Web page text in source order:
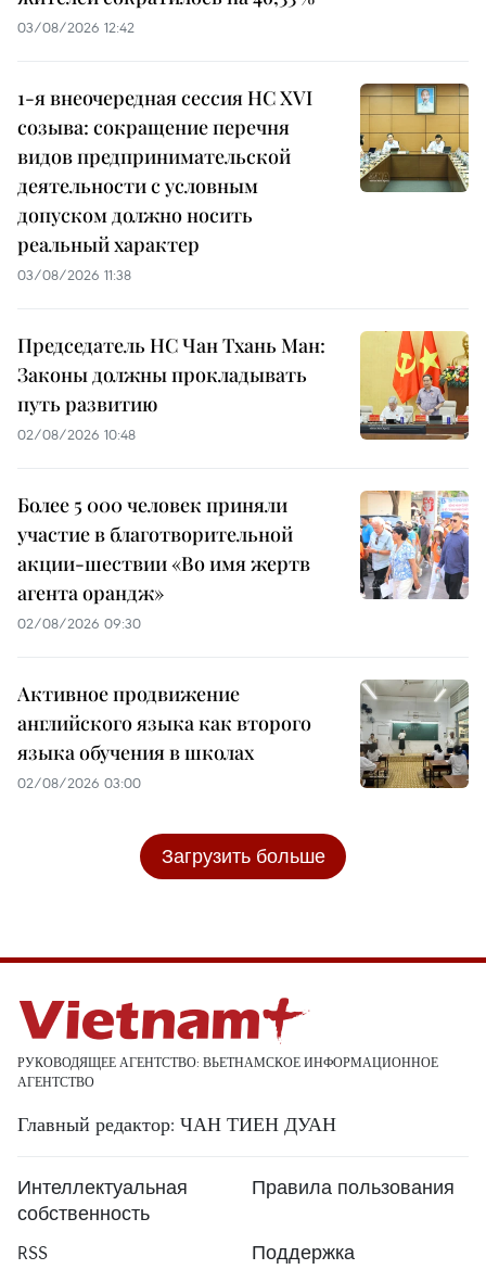
03/08/2026 12:42
1-я внеочередная сессия НС XVI
созыва: сокращение перечня
видов предпринимательской
деятельности с условным
допуском должно носить
реальный характер
03/08/2026 11:38
Председатель НС Чан Тхань Ман:
Законы должны прокладывать
путь развитию
02/08/2026 10:48
Более 5 000 человек приняли
участие в благотворительной
акции-шествии «Во имя жертв
агента орандж»
02/08/2026 09:30
Активное продвижение
английского языка как второго
языка обучения в школах
02/08/2026 03:00
Загрузить больше
РУКОВОДЯЩЕЕ АГЕНТСТВО: ВЬЕТНАМСКОЕ ИНФОРМАЦИОННОЕ
АГЕНТСТВО
Главный редактор: ЧАН ТИЕН ДУАН
Интеллектуальная
собственность
Правила пользования
RSS
Поддержка